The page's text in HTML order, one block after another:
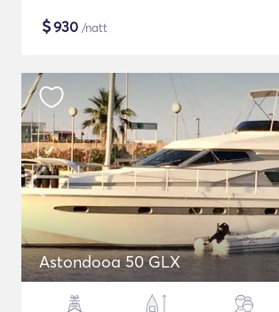
$930 /natt
Astondooa 50 GLX